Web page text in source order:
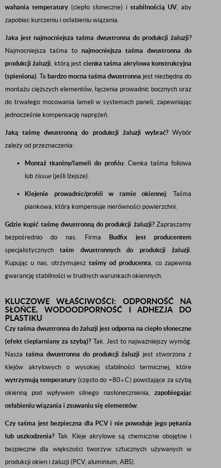
wahania temperatury (ciepło słoneczne) i stabilnością UV, aby
zapobiec kurczeniu i osłabieniu wiązania.
Jaka jest najmocniejsza taśma dwustronna do produkcji żaluzji?
Najmocniejsza taśma to najmocniejsza taśma dwustronna do
produkcji żaluzji, którą jest cienka taśma akrylowa konstrukcyjna
(spieniona). Ta bardzo mocna taśma dwustronna jest niezbędna do
montażu cięższych elementów, łączenia prowadnic bocznych oraz
do trwałego mocowania lameli w systemach paneli, zapewniając
jednocześnie kompensację naprężeń.
Jaką taśmę dwustronną do produkcji żaluzji wybrać?Wybór
zależy od przeznaczenia:
Montaż tkaniny/lameli do profilu:Cienka taśma foliowa
lub tissue(jeśli lżejsze).
Klejenie prowadnic/profili w ramie okiennej: Taśma
piankowa, która kompensuje nierówności powierzchni.
Gdzie kupić taśmę dwustronną do produkcji żaluzji?Zapraszamy
bezpośrednio do nas. Firma
Budfix jest producentem
specjalistycznychtaśm dwustronnych do produkcji żaluzji.
Kupując u nas, otrzymujesz taśmy od producenta, co zapewnia
gwarancję stabilności w trudnych warunkach okiennych.
KLUCZOWE WŁAŚCIWOŚCI: ODPORNOŚĆ NA
SŁOŃCE, WODOODPORNOŚĆ I ADHEZJA DO
PLASTIKU
Czy taśma dwustronna do żaluzji jest odporna na ciepło słoneczne
(efekt cieplarniany za szybą)?Tak. Jest to najważniejszy wymóg.
Nasza taśma dwustronna do produkcji żaluzji jest stworzona z
klejów akrylowych o wysokiej stabilności termicznej, które
wytrzymują temperatury (często do +80 ∘ C) powstające za szybą
okienną pod wpływem silnego nasłonecznienia, zapobiegając
osłabieniu wiązania i zsuwaniu się elementów.
Czy taśma jest bezpieczna dla PCV i nie powoduje jego pękania
lub uszkodzenia?Tak. Kleje akrylowe są chemicznie obojętne i
bezpieczne dla większości tworzyw sztucznych używanych w
produkcji okien i żaluzji (PCV, aluminium, ABS).